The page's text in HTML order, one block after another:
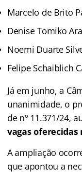
Marcelo de Brito
Denise Tomiko
Noemi Duarte
Felipe Schaiblich
Já em junho, a
unanimidade, o
de nº 11.371/24,
vagas oferecidas
A ampliação
que apontou a